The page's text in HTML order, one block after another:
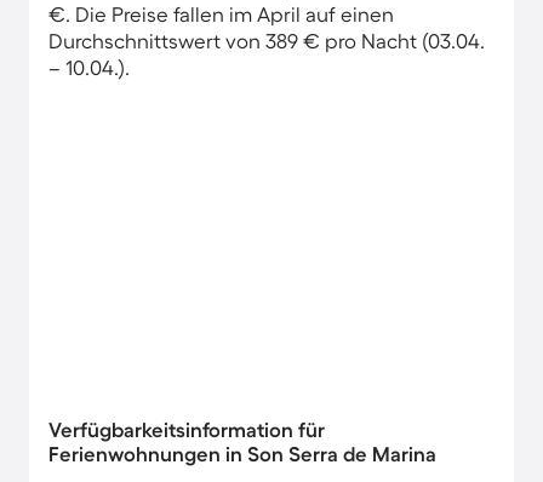
€. Die Preise fallen im April auf einen
Durchschnittswert von 389 € pro Nacht (03.04.
– 10.04.).
Verfügbarkeitsinformation für
Ferienwohnungen in Son Serra de Marina